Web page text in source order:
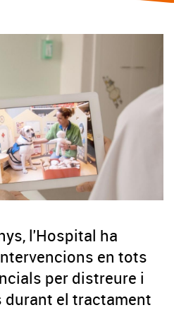
l'Hospital ha
en tots
per distreure i
el tractament